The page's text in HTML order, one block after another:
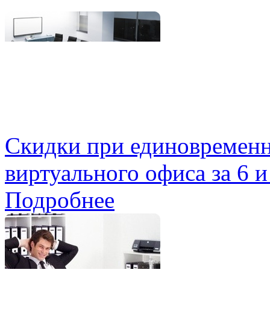
Скидки при
виртуального офиса за 6
Подробнее